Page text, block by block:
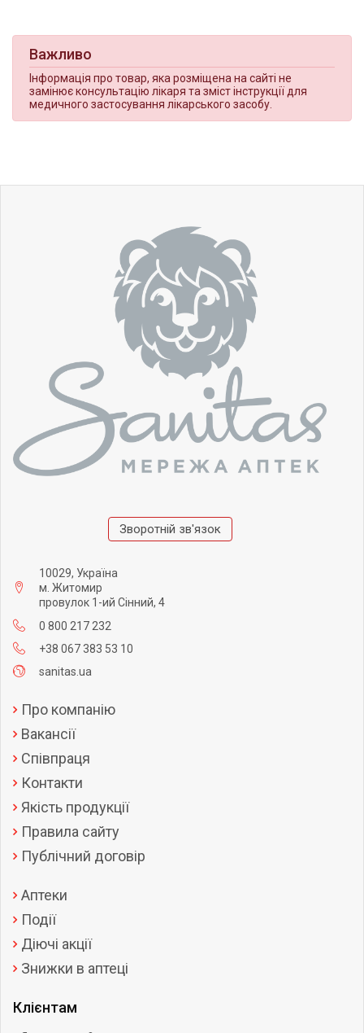
Важливо
Інформація про товар, яка розміщена на сайті не
замінює консультацію лікаря та зміст інструкції для
медичного застосування лікарського засобу.
Зворотній зв'язок
10029, Україна
м. Житомир
провулок 1-ий Сінний, 4
0 800 217 232
+38 067 383 53 10
sanitas.ua
Про компанію
Вакансії
Співпраця
Контакти
Якість продукції
Правила сайту
Публічний договір
Аптеки
Події
Діючі акції
Знижки в аптеці
Клієнтам